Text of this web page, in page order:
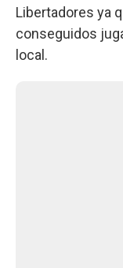
Libertadores ya
conseguidos
local.